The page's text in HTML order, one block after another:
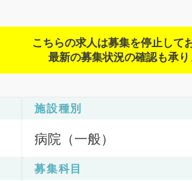
こちらの求人は募集を停止して
最新の募集状況の確認も承り
施設種別
病院（一般）
募集科目